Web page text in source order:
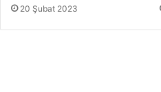
20 Şubat 2023